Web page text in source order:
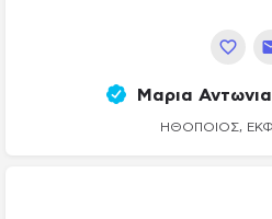
Μαρια
ΗΘΟΠΟΙΌΣ,